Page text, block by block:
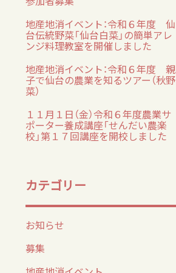
地産地消イベント：令和６年度 仙
台伝統野菜「仙台白菜」の簡単アレ
ンジ料理教室を開催しました
地産地消イベント：令和６年度 親
子で仙台の農業を知るツアー（秋野
菜）
１１月１日（金）令和６年度農業サ
ポーター養成講座「せんだい農楽
校」第１７回講座を開校しました
カテゴリー
お知らせ
募集